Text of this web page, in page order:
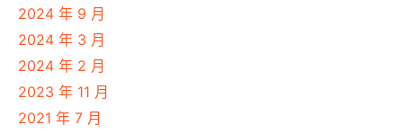
2024 年 9 月
2024 年 3 月
2024 年 2 月
2023 年 11 月
2021 年 7 月